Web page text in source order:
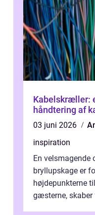
Kabelskræller:
håndtering af
03 juni 2026
inspiration
En velsmagende
bryllupskage er
højdepunkterne
gæsterne, skaber